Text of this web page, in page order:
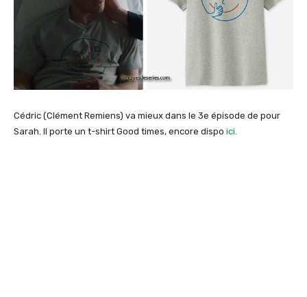
Cédric (Clément Remiens) va mieux dans le 3e épisode de pour
Sarah. Il porte un t-shirt Good times, encore dispo ici.